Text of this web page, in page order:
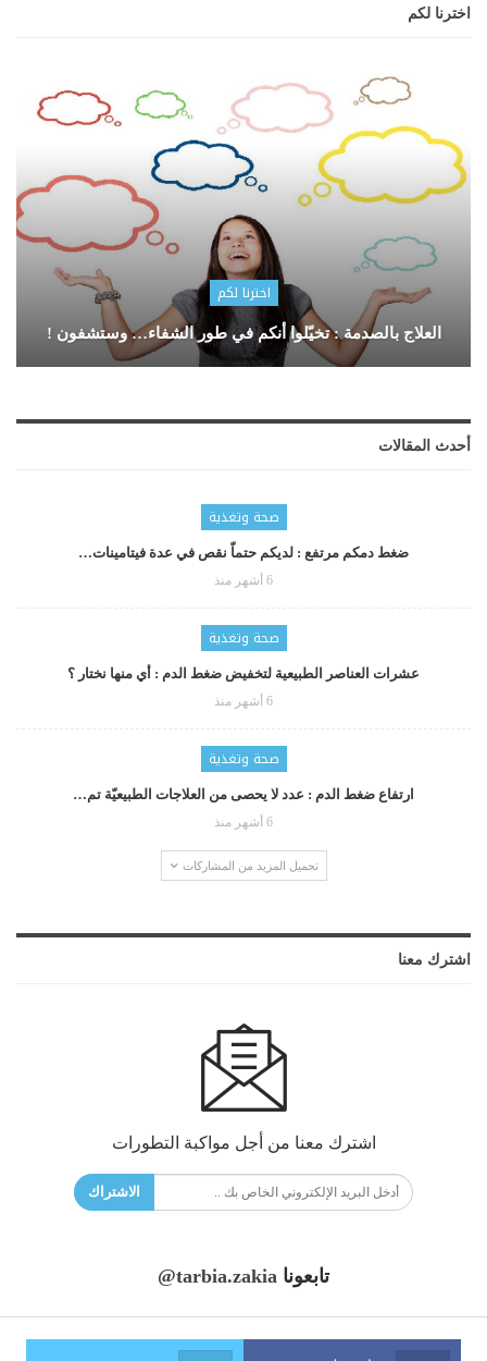
اخترنا لكم
اخترنا لكم
العلاج بالصدمة : تخيّلوا أنكم في طور الشفاء… وستشفون !
أحدث المقالات
صحة وتغذية
ضغط دمكم مرتفع : لديكم حتماّ نقص في عدة فيتامينات…
6 أشهر منذ
صحة وتغذية
عشرات العناصر الطبيعية لتخفيض ضغط الدم : أي منها نختار ؟
6 أشهر منذ
صحة وتغذية
ارتفاع ضغط الدم : عدد لا يحصى من العلاجات الطبيعيّة تم…
6 أشهر منذ
تحميل المزيد من المشاركات
اشترك معنا
اشترك معنا من أجل مواكبة التطورات
الاشتراك
تابعونا @tarbia.zakia